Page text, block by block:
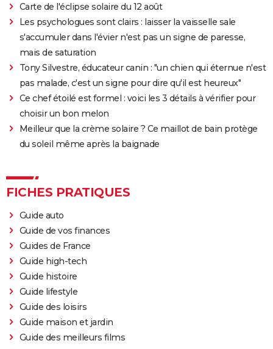
Carte de l'éclipse solaire du 12 août
Les psychologues sont clairs : laisser la vaisselle sale
s'accumuler dans l'évier n'est pas un signe de paresse,
mais de saturation
Tony Silvestre, éducateur canin : "un chien qui éternue n'est
pas malade, c'est un signe pour dire qu'il est heureux"
Ce chef étoilé est formel : voici les 3 détails à vérifier pour
choisir un bon melon
Meilleur que la crème solaire ? Ce maillot de bain protège
du soleil même après la baignade
FICHES PRATIQUES
Guide auto
Guide de vos finances
Guides de France
Guide high-tech
Guide histoire
Guide lifestyle
Guide des loisirs
Guide maison et jardin
Guide des meilleurs films